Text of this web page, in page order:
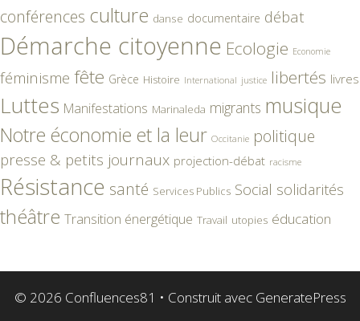
conférences culture danse documentaire débat
Démarche citoyenne Ecologie Economie
féminisme fête Grèce Histoire International justice libertés livres
Luttes Manifestations Marinaleda migrants musique
Notre économie et la leur Occitanie politique
presse & petits journaux projection-débat racisme
Résistance santé Services Publics Social solidarités
théâtre Transition énergétique Travail utopies éducation
© 2026 Confluences81 • Construit avec GeneratePress